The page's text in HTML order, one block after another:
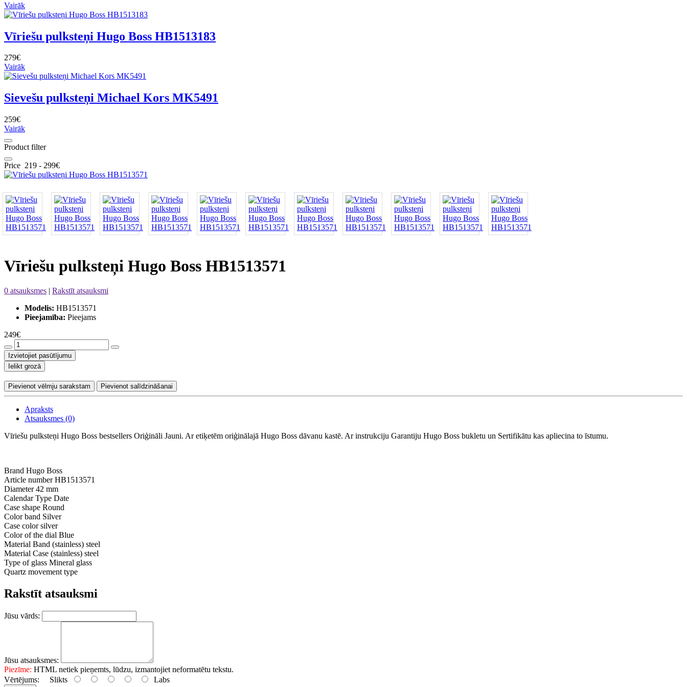
Vairāk
Vīriešu pulksteņi Hugo Boss HB1513183
279€
Vairāk
Sievešu pulksteņi Michael Kors MK5491
259€
Vairāk
Product filter
Price 219 - 299€
Vīriešu pulksteņi Hugo Boss HB1513571
0 atsauksmes | Rakstīt atsauksmi
Modelis: HB1513571
Pieejamība: Pieejams
249€
Izvietojiet pasūtījumu
Ielikt grozā
Pievienot vēlmju sarakstam Pievienot salīdzināšanai
Apraksts
Atsauksmes (0)
Vīriešu pulksteņi Hugo Boss bestsellers Oriģināli Jauni. Ar etiķetēm oriģinālajā Hugo Boss dāvanu kastē. Ar instrukciju Garantiju Hugo Boss bukletu un Sertifikātu kas apliecina to īstumu.
Brand Hugo Boss
Article number HB1513571
Diameter 42 mm
Calendar Type Date
Case shape Round
Color band Silver
Case color silver
Color of the dial Blue
Material Band (stainless) steel
Material Case (stainless) steel
Type of glass Mineral glass
Quartz movement type
Rakstīt atsauksmi
Jūsu vārds:
Jūsu atsauksmes:
Piezīme: HTML netiek pieņemts, lūdzu, izmantojiet neformatētu tekstu.
Vērtējums: Slikts Labs